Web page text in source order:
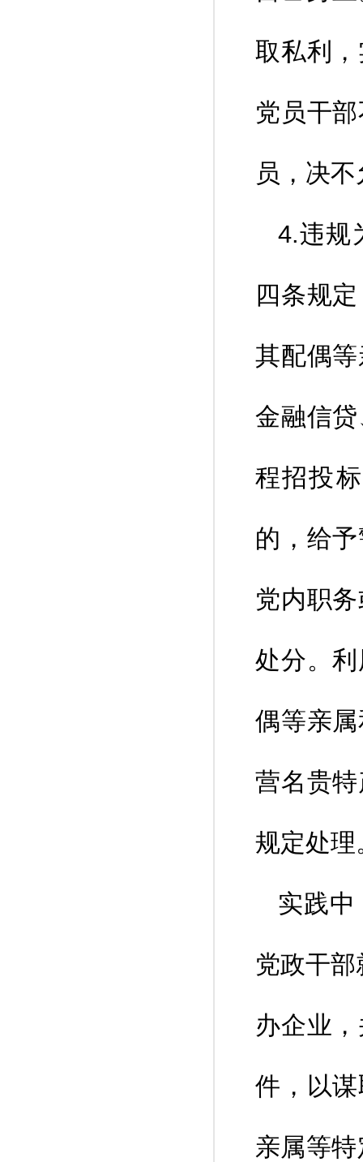
取私利
党员干
员，决
4.违规
四条规
其配偶
金融信
程招投
的，给
党内职
处分。
偶等亲
营名贵
规定处理
实践
党政干部
办企业
件，以
亲属等